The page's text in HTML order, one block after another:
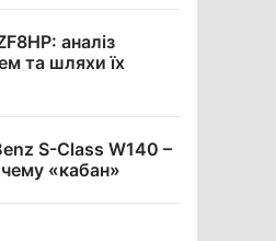
аналіз
та шляхи їх
S-Class W140 –
«кабан»